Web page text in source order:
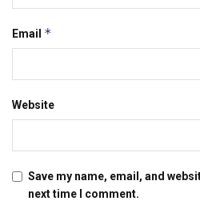
Email *
Website
Save my name, email, and
next time I comment.